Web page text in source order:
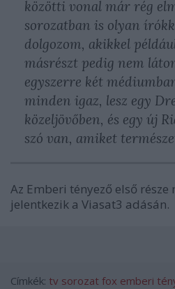
közötti vonal már rég
sorozatban is olyan
dolgozom, akikkel
másrészt pedig nem
egyszerre két
minden igaz, lesz egy
közeljövőben, és egy új
szó van, amiket
Az Emberi tényező első része
jelentkezik a Viasat3 adásán.
Címkék: tv sorozat fox emberi